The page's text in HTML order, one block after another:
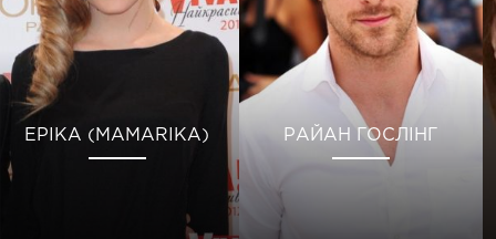
ЕРІКА (MAMARIKA) РАЙАН ГОСЛІНГ